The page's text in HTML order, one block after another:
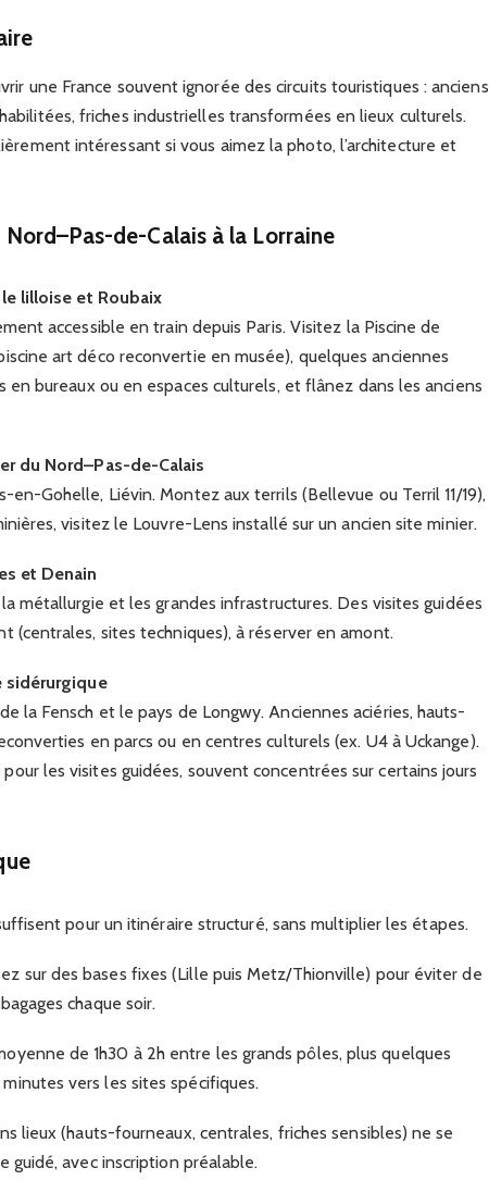
une France souvent ignorée des circuits touristiques : anciens
friches industrielles transformées en lieux culturels.
intéressant si vous aimez la photo, l’architecture et
de-Calais à la Lorraine
lilloise et Roubaix
accessible en train depuis Paris. Visitez la Piscine de
art déco reconvertie en musée), quelques anciennes
en bureaux ou en espaces culturels, et flânez dans les anciens
du Nord–Pas-de-Calais
en-Gohelle, Liévin. Montez aux terrils (Bellevue ou Terril 11/19),
visitez le Louvre-Lens installé sur un ancien site minier.
et Denain
métallurgie et les grandes infrastructures. Des visites guidées
(centrales, sites techniques), à réserver en amont.
sidérurgique
la Fensch et le pays de Longwy. Anciennes aciéries, hauts-
en parcs ou en centres culturels (ex. U4 à Uckange).
les visites guidées, souvent concentrées sur certains jours
pour un itinéraire structuré, sans multiplier les étapes.
sur des bases fixes (Lille puis Metz/Thionville) pour éviter de
chaque soir.
de 1h30 à 2h entre les grands pôles, plus quelques
vers les sites spécifiques.
lieux (hauts-fourneaux, centrales, friches sensibles) ne se
guidé, avec inscription préalable.